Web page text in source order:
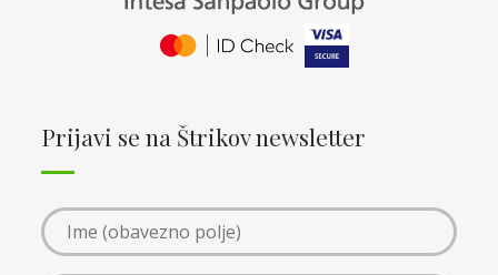
Prijavi se na Štrikov newsletter